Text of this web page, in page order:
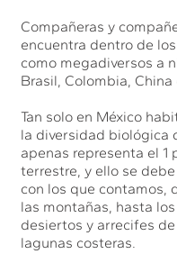
Compañeras y
encuentra dentro de
como megadiversos a
Brasil, Colombia, China
Tan solo en México
la diversidad biológica
apenas representa el
terrestre, y ello se
con los que contamos,
las montañas, hasta
desiertos y arrecifes
lagunas costeras.